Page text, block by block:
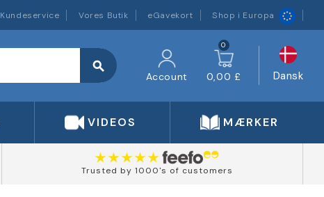
Kundeservice Vores Butik eGavekort Shop i Europa
search
Account
0
0,00 £ Dansk
VIDEOS MÆRKER
Trusted by 1000's of customers